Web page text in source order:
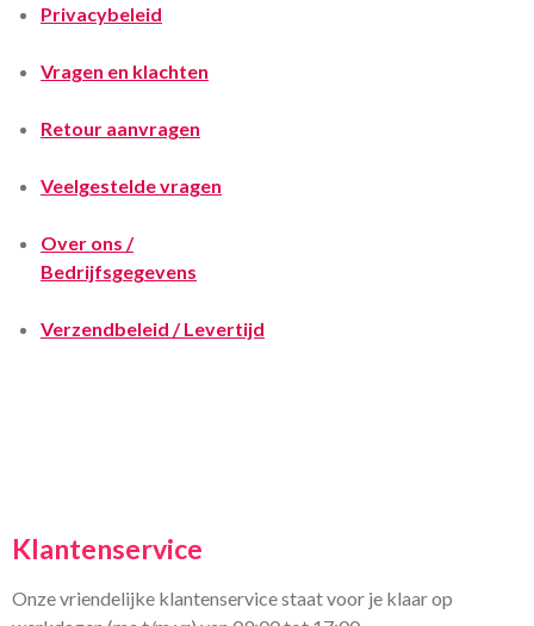
Privacybeleid
Vragen en klachten
Retour aanvragen
Veelgestelde vragen
Over ons /
Bedrijfsgegevens
Verzendbeleid / Levertijd
Klantenservice
Onze vriendelijke klantenservice staat voor je klaar op